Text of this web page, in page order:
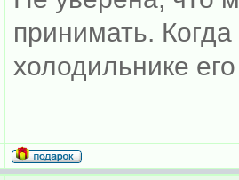
принимать.
холодильнике